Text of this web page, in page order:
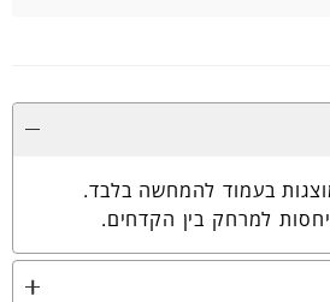
בעמוד להמחשה בלבד.
למרחק בין הקדחים.